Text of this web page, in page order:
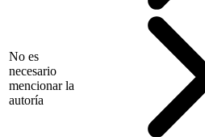
No es
necesario
mencionar la
autoría